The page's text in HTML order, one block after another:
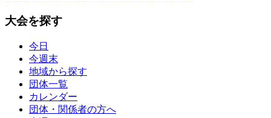
大会を探す
今日
今週末
地域から探す
団体一覧
カレンダー
団体・関係者の方へ